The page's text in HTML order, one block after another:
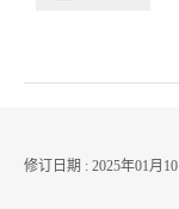
修订日期 : 2025年01月10